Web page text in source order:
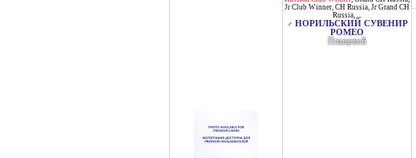
Jr Club Winner, CH Russia, Jr Grand CH
Russia, ...
♂ НОРИЛЬСКИЙ СУВЕНИР
РОМЕО
Плащевой